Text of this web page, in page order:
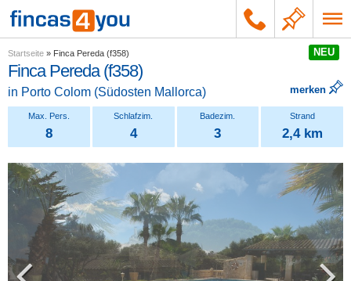
Startseite » Finca Pereda (f358)
Finca Pereda (f358)
in Porto Colom (Südosten Mallorca)
NEU
merken
8 4 3 2,4 km